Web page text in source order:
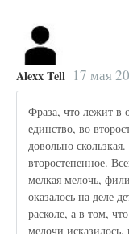
Alexx Tell 17 мая
Фраза, что лежит в
единство, во
довольно
второстепенное.
мелкая мелочь,
оказалось на деле
расколе, а в том,
мелочи исказилось,